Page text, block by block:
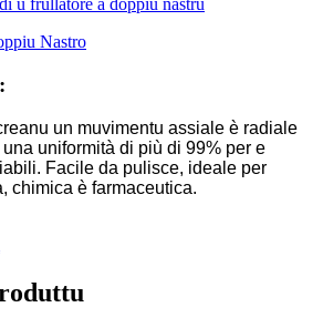
un muvimentu assiale è radiale
uniformità di più di 99% per e
Facile da pulisce, ideale per
chimica è farmaceutica.